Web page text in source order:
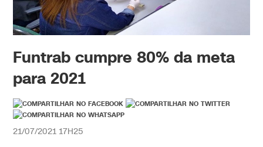
Funtrab cumpre 80% da meta
para 2021
21/07/2021 17H25